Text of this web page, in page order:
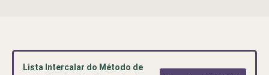
Lista Intercalar do Método de